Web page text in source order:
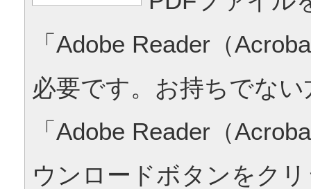
「Adobe Reader（
必要です。お持ちでな
「Adobe Reader（
ウンロードボタンをク